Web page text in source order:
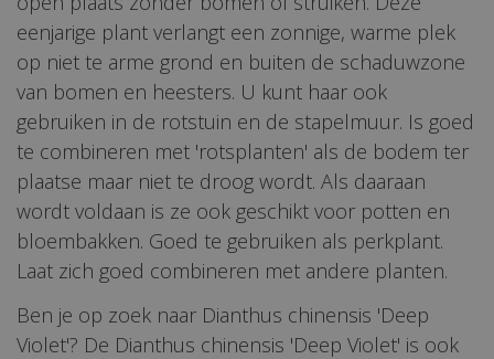
eenjarige plant verlangt een zonnige, warme plek
op niet te arme grond en buiten de schaduwzone
van bomen en heesters. U kunt haar ook
gebruiken in de rotstuin en de stapelmuur. Is goed
te combineren met 'rotsplanten' als de bodem ter
plaatse maar niet te droog wordt. Als daaraan
wordt voldaan is ze ook geschikt voor potten en
bloembakken. Goed te gebruiken als perkplant.
Laat zich goed combineren met andere planten.
Ben je op zoek naar Dianthus chinensis 'Deep
Violet'? De Dianthus chinensis 'Deep Violet' is ook